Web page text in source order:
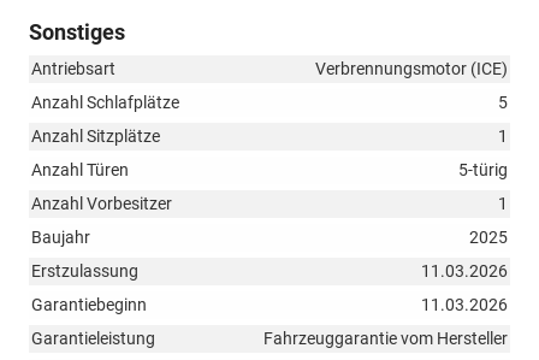
Sonstiges
Antriebsart
Verbrennungsmotor (ICE)
Anzahl Schlafplätze
5
Anzahl Sitzplätze
1
Anzahl Türen
5-türig
Anzahl Vorbesitzer
1
Baujahr
2025
Erstzulassung
11.03.2026
Garantiebeginn
11.03.2026
Garantieleistung
Fahrzeuggarantie vom Hersteller